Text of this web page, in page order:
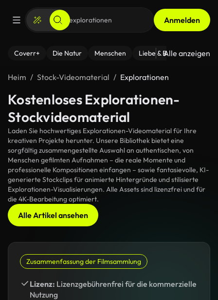
Anmelden
Coverr+ Die Natur Menschen Liebe & Beziehungen
Alle anzeigen
Heim Stock-Videomaterial Explorationen
Kostenloses Explorationen-
Stockvideomaterial
Laden Sie hochwertiges Explorationen-Videomaterial für Ihre
kreativen Projekte herunter. Unsere Bibliothek bietet eine
sorgfältig zusammengestellte Auswahl an authentischen, von
Menschen gefilmten Aufnahmen – die reale Momente und
professionelle Kompositionen einfangen – sowie fantasievolle, KI-
generierte Stockclips für animierte Hintergründe und stilisierte
Explorationen-Visualisierungen. Alle Assets sind lizenzfrei und für
die 4K-Bearbeitung optimiert.
Alle Artikel ansehen
Zusammenfassung der Filmsammlung
Lizenz: Lizenzgebührenfrei für die kommerzielle
Nutzung